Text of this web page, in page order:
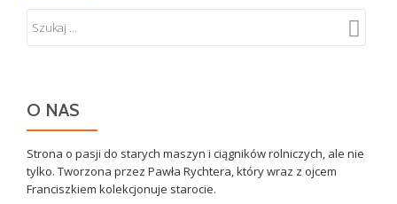
O NAS
Strona o pasji do starych maszyn i ciągników rolniczych, ale nie
tylko. Tworzona przez Pawła Rychtera, który wraz z ojcem
Franciszkiem kolekcjonuje starocie.